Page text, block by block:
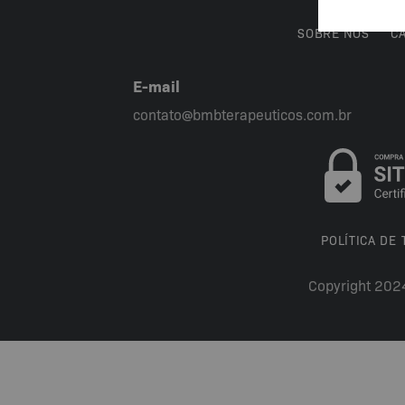
SOBRE NÓS
E-mail
contato@bmbterapeuticos.com.br
POLÍTICA DE
Copyright